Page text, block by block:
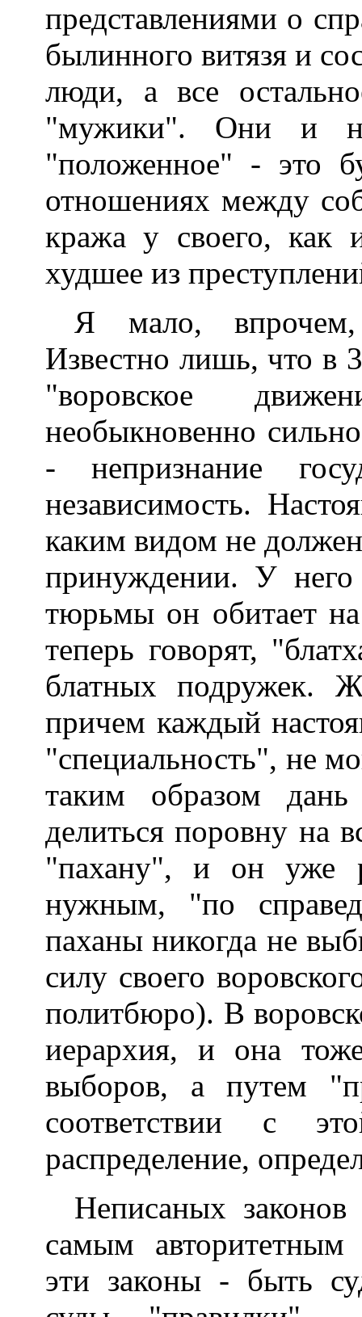
представлениями о
былинного витязя и
люди, а все
"мужики". Они и
"положенное" - это
отношениях между
кража у своего, как
худшее из
Я мало,
Известно лишь, что в
"воровское
необыкновенно
- непризнание
независимость.
каким видом не
принуждении. У
тюрьмы он обитает
теперь говорят,
блатных подружек.
причем каждый
"специальность", не
таким образом
делиться поровну на
"пахану", и он уже
нужным, "по
паханы никогда не
силу своего
политбюро). В
иерархия, и она
выборов, а путем
соответствии с
распределение,
Неписаных законов
самым авторитетным
эти законы - быть